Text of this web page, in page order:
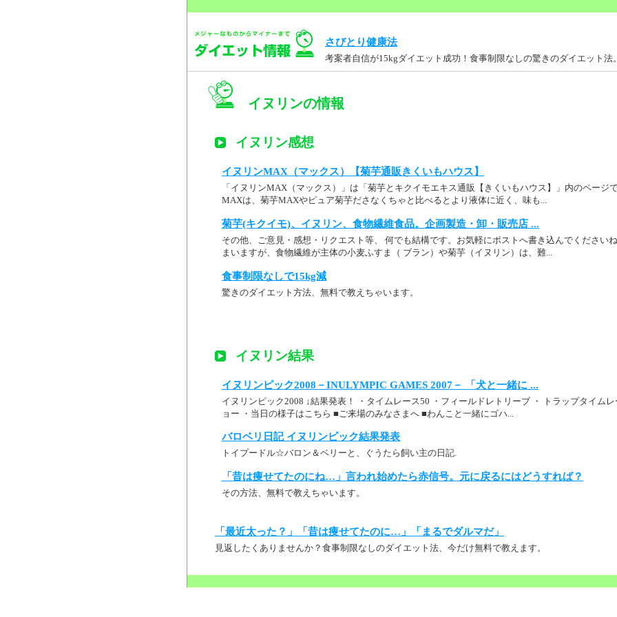
さびとり健康法
考案者自信が15kgダイエット成功！食事制限なしの驚きのダイエット法。
イヌリンの情報
イヌリン感想
イヌリンMAX（マックス）【菊芋通販きくいもハウス】
「イヌリンMAX（マックス）」は「菊芋とキクイモエキス通販【きくいもハウス】」内のページ
MAXは、菊芋MAXやピュア菊芋ださなくちゃと比べるとより液体に近く、味も...
菊芋(キクイモ)、イヌリン、食物繊維食品。企画製造・卸・販売店 ...
その他、ご意見・感想・リクエスト等、 何でも結構です。お気軽にポストへ書き込んでください
まいますが、食物繊維が主体の小麦ふすま（ ブラン）や菊芋（イヌリン）は、難...
食事制限なしで15kg減
驚きのダイエット方法、無料で教えちゃいます。
イヌリン結果
イヌリンピック2008－INULYMPIC GAMES 2007－ 「犬と一緒に ...
イヌリンピック2008 ↓結果発表！ ・タイムレース50 ・フィールドレトリーブ ・ トラップタイム
ョー ・当日の様子はこちら ■ご来場のみなさまへ ■わんこと一緒にゴハ...
バロベリ日記 イヌリンピック結果発表
トイプードル☆バロン＆ベリーと、ぐうたら飼い主の日記.
「昔は痩せてたのにね…」言われ始めたら赤信号。元に戻るにはどうすれば？
その方法、無料で教えちゃいます。
「最近太った？」「昔は痩せてたのに…」「まるでダルマだ」
見返したくありませんか？食事制限なしのダイエット法、今だけ無料で教えます。